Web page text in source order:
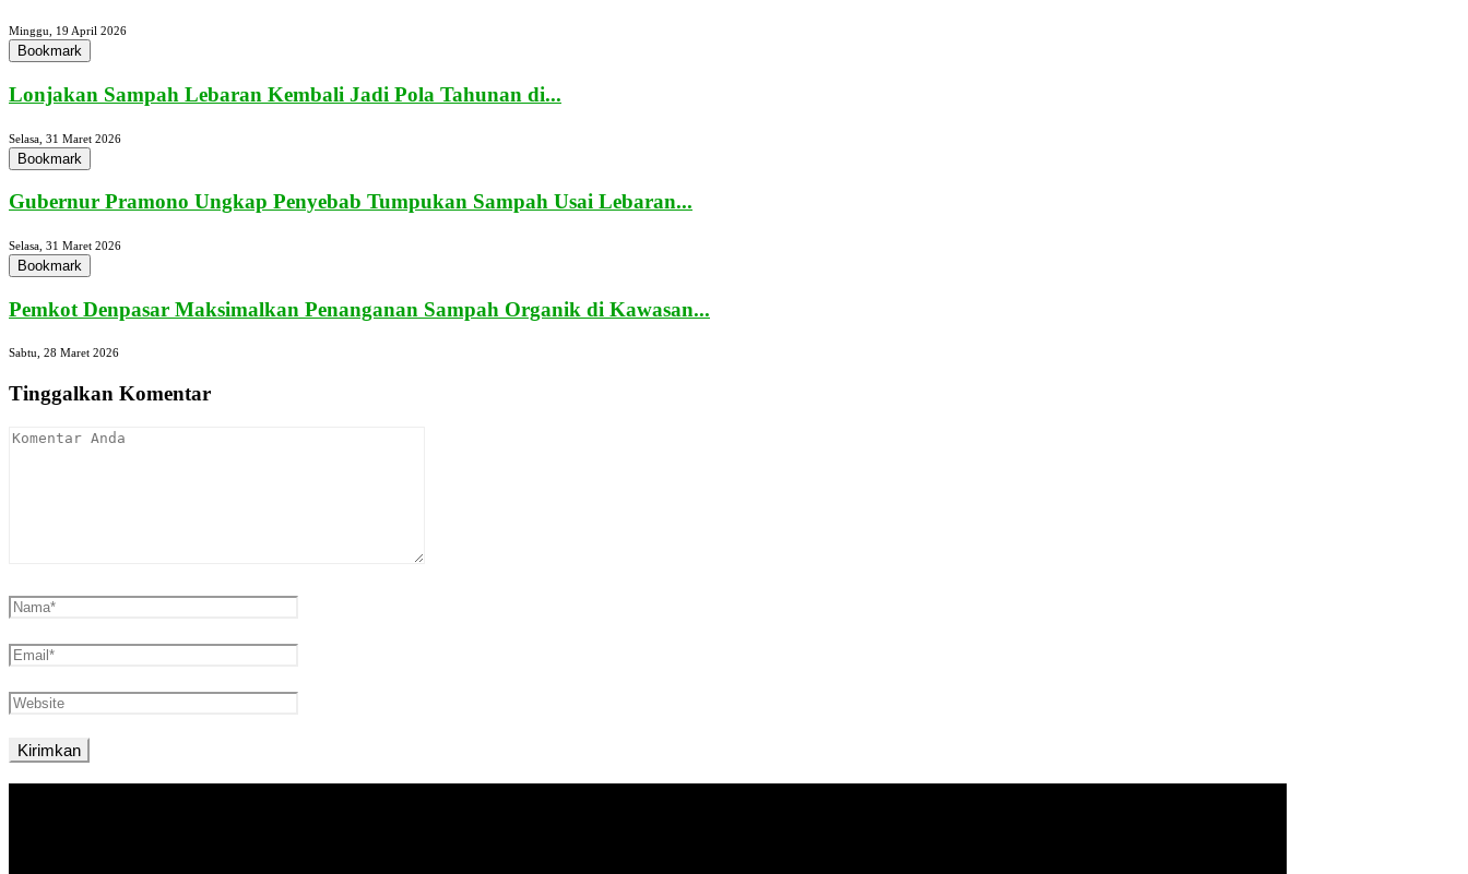
Minggu, 19 April 2026
Bookmark
Lonjakan Sampah Lebaran Kembali Jadi Pola Tahunan di...
Selasa, 31 Maret 2026
Bookmark
Gubernur Pramono Ungkap Penyebab Tumpukan Sampah Usai Lebaran...
Selasa, 31 Maret 2026
Bookmark
Pemkot Denpasar Maksimalkan Penanganan Sampah Organik di Kawasan...
Sabtu, 28 Maret 2026
Tinggalkan Komentar